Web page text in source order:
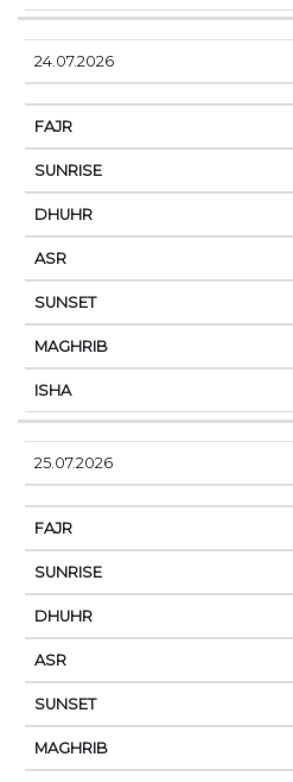
24.07.2026
25.07.2026